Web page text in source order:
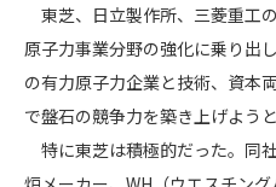
東芝、日立製作所、三菱重工
原子力事業分野の強化に乗り出
の有力原子力企業と技術、資本
で盤石の競争力を築き上げようと
特に東芝は積極的だった。同